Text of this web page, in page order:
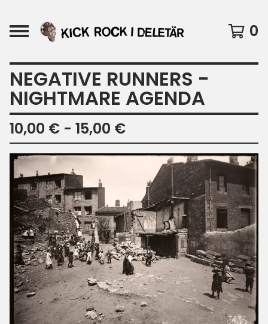
0
NEGATIVE RUNNERS -
NIGHTMARE AGENDA
10,00 € - 15,00 €